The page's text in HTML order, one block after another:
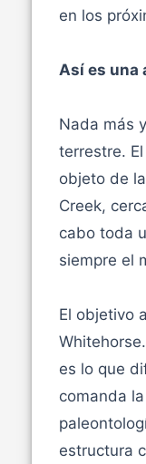
en los
Así es una
Nada más
terrestre.
objeto de
Creek,
cabo toda
siempre el
El objetivo
es lo que
comanda
estructura